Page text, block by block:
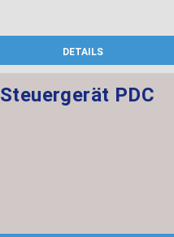
DETAILS
Steuergerät PDC